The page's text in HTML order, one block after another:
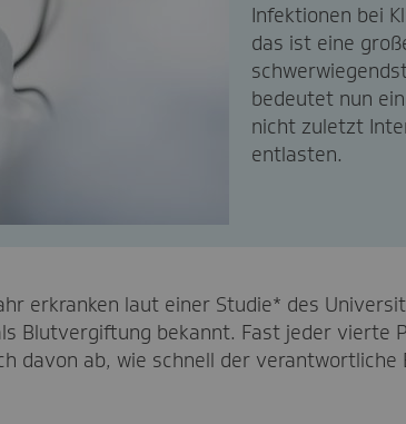
Infektionen bei
das ist eine
bedeutet nun
nicht zuletzt
entlasten.
erkranken laut einer Studie* des
Blutvergiftung bekannt. Fast jeder vierte
davon ab, wie schnell der